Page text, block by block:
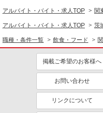
アルバイト・バイト・求人TOP 関
アルバイト・バイト・求人TOP 茨
職種・条件一覧 飲食・フード
掲載ご希望のお客様へ
お問い合わせ
リンクについて